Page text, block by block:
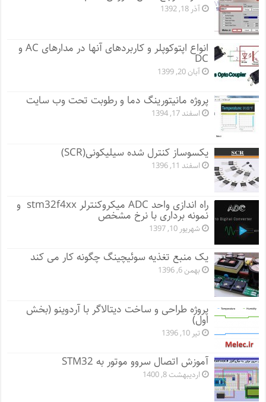
آذر 18, 1392
انواع اپتوکوپلر و کاربردهای آنها در مدارهای AC و
DC
آبان 20, 1399
پروژه مانيتورينگ دما و رطوبت تحت وب سایت
اسفند 17, 1394
یکسوساز کنترل شده سیلیکونی(SCR)
اسفند 11, 1396
راه اندازی واحد ADC میکروکنترلر stm32f4xx و
نمونه برداری با نرخ مشخص
شهریور 10, 1397
یک منبع تغذیه سوئیچینگ چگونه کار می کند
بهمن 6, 1396
پروژه طراحی و ساخت دیتالاگر با آردوینو (بخش
اول)
تیر 10, 1396
آموزش اتصال سروو موتور به STM32
اردیبهشت 8, 1400